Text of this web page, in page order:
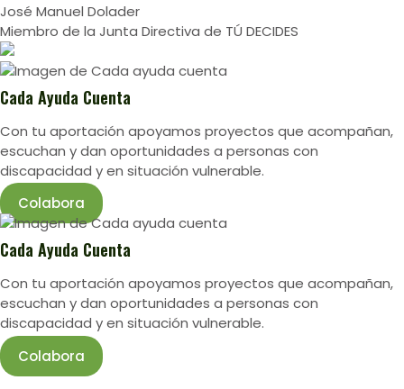
José Manuel Dolader
Miembro de la Junta Directiva de TÚ DECIDES
Cada Ayuda Cuenta
Con tu aportación apoyamos proyectos que acompañan,
escuchan y dan oportunidades a personas con
discapacidad y en situación vulnerable.
Colabora
Cada Ayuda Cuenta
Con tu aportación apoyamos proyectos que acompañan,
escuchan y dan oportunidades a personas con
discapacidad y en situación vulnerable.
Colabora